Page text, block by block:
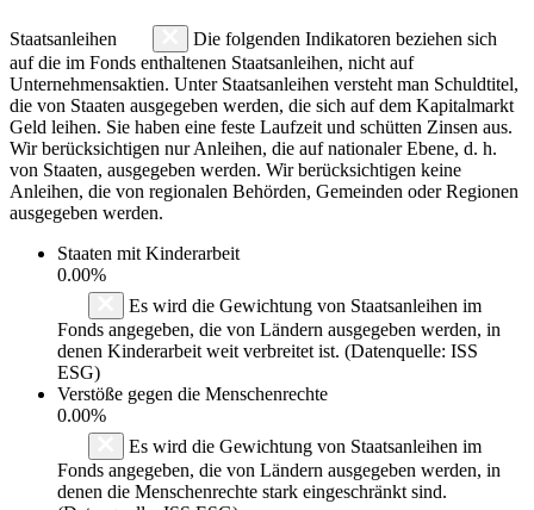
Staatsanleihen
Die folgenden Indikatoren beziehen sich
auf die im Fonds enthaltenen Staatsanleihen, nicht auf
Unternehmensaktien. Unter Staatsanleihen versteht man Schuldtitel,
die von Staaten ausgegeben werden, die sich auf dem Kapitalmarkt
Geld leihen. Sie haben eine feste Laufzeit und schütten Zinsen aus.
Wir berücksichtigen nur Anleihen, die auf nationaler Ebene, d. h.
von Staaten, ausgegeben werden. Wir berücksichtigen keine
Anleihen, die von regionalen Behörden, Gemeinden oder Regionen
ausgegeben werden.
Staaten mit Kinderarbeit
0.00%
Es wird die Gewichtung von Staatsanleihen im
Fonds angegeben, die von Ländern ausgegeben werden, in
denen Kinderarbeit weit verbreitet ist. (Datenquelle: ISS
ESG)
Verstöße gegen die Menschenrechte
0.00%
Es wird die Gewichtung von Staatsanleihen im
Fonds angegeben, die von Ländern ausgegeben werden, in
denen die Menschenrechte stark eingeschränkt sind.